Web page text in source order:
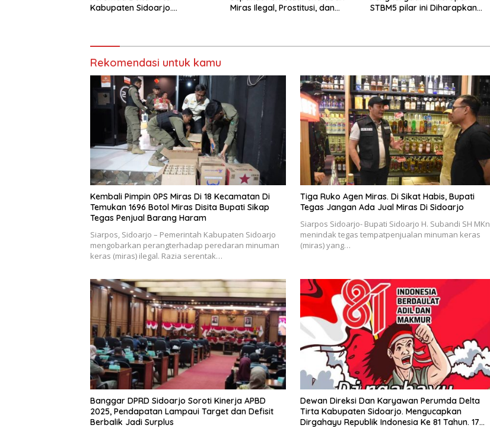
Kabupaten Sidoarjo.
Tahun 2026
Miras Ilegal, Prostitusi, dan
STBM5 pilar ini Diharapkan
Rekomendasi untuk kamu
Kembali Pimpin 0PS Miras Di 18 Kecamatan Di
Temukan 1696 Botol Miras Disita Bupati Sikap
Tegas Penjual Barang Haram
Siarpos, Sidoarjo – Pemerintah Kabupaten Sidoarjo
mengobarkan perangterhadap peredaran minuman
keras (miras) ilegal. Razia serentak…
Tiga Ruko Agen Miras. Di Sikat Habis, Bupati
Tegas Jangan Ada Jual Miras Di Sidoarjo
Siarpos Sidoarjo- Bupati Sidoarjo H. Subandi SH MKn
menindak tegas tempatpenjualan minuman keras
(miras) yang…
Banggar DPRD Sidoarjo Soroti Kinerja APBD
2025, Pendapatan Lampaui Target dan Defisit
Berbalik Jadi Surplus
Dewan Direksi Dan Karyawan Perumda Delta
Tirta Kabupaten Sidoarjo. Mengucapkan
Dirgahayu Republik Indonesia Ke 81 Tahun. 17